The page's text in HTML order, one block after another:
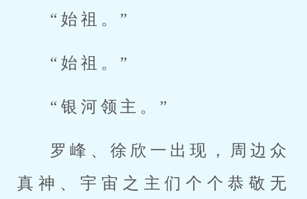
“始祖。”
“始祖。”
“银河领主。”
罗峰、徐欣一出现，周边众
真神、宇宙之主们个个恭敬无